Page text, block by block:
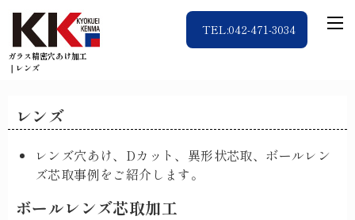
ガラス精密穴あけ加工
｜レンズ
TEL:042-471-3034
レンズ
レンズ穴あけ、Dカット、異形状芯取、ボールレン
ズ芯取事例をご紹介します。
ボールレンズ芯取加工